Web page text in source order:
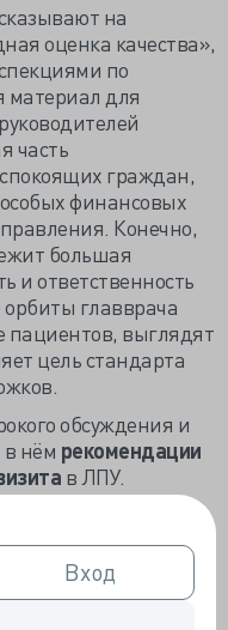
Вход
Вход
на
оценка качества»,
по
материал для
часть
граждан,
финансовых
Конечно,
большая
и ответственность
главврача
пациентов, выглядят
цель стандарта
обсуждения и
в нём рекомендации
в ЛПУ.
мягкая мебель
и
достоверность
приёма,